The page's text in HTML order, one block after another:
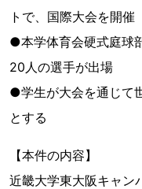
トで、国際大会を開催
●本学体育会硬式庭球
20人の選手が出場
●学生が大会を通じて
とする
【本件の内容】
近畿大学東大阪キャン